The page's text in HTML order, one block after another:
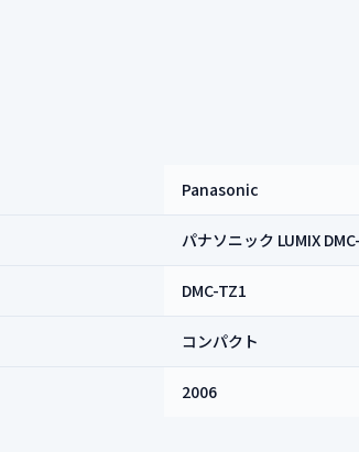
Panasonic
パナソニック LUMIX
DMC-TZ1
コンパクト
2006